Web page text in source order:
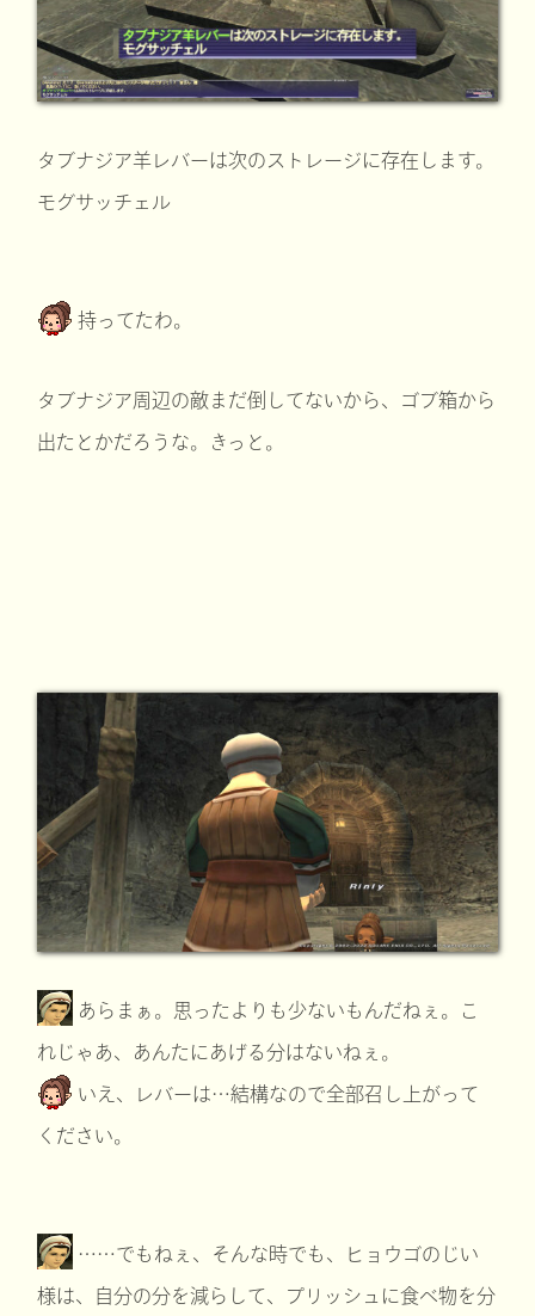
タブナジア羊レバーは次のストレージに存在します。
モグサッチェル
持ってたわ。
タブナジア周辺の敵まだ倒してないから、ゴブ箱から
出たとかだろうな。きっと。
あらまぁ。思ったよりも少ないもんだねぇ。こ
れじゃあ、あんたにあげる分はないねぇ。
いえ、レバーは…結構なので全部召し上がって
ください。
……でもねぇ、そんな時でも、ヒョウゴのじい
様は、自分の分を減らして、プリッシュに食べ物を分